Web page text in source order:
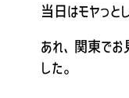
当日はモヤっと
あれ、関東でお
した。